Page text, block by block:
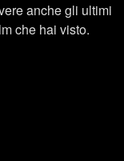
anche gli ultimi
che hai visto.